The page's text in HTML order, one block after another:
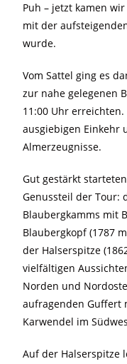
Puh – jetzt kamen
mit der
wurde.
Vom Sattel ging es
zur nahe gelegenen
11:00 Uhr
ausgiebigen Einkehr
Almerzeugnisse.
Gut gestärkt
Genussteil der Tour:
Blaubergkamms mit
Blaubergkopf (1787
der Halserspitze
vielfältigen
Norden und
aufragenden Guffert
Karwendel im
Auf der Halserspitze